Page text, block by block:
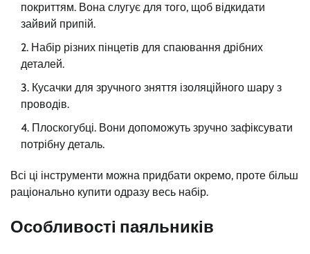
покриттям. Вона слугує для того, щоб відкидати
зайвий припій.
Набір різних пінцетів для спаювання дрібних
деталей.
Кусачки для зручного зняття ізоляційного шару з
проводів.
Плоскогубці. Вони допоможуть зручно зафіксувати
потрібну деталь.
Всі ці інструменти можна придбати окремо, проте більш
раціонально купити одразу весь набір.
Особливості паяльників